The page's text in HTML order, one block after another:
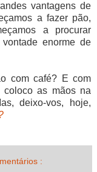
vantagens de
a fazer pão,
a procurar
enorme de
com café? E com
coloco as mãos na
deixo-vos, hoje,
: